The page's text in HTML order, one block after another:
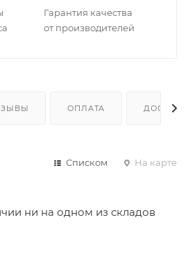
Гарантия качества
от производителей
ОПЛАТА
Списком На карте
ни на одном из складов